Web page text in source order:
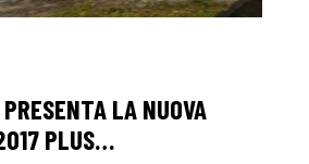
LA NUOVA
PLUS…